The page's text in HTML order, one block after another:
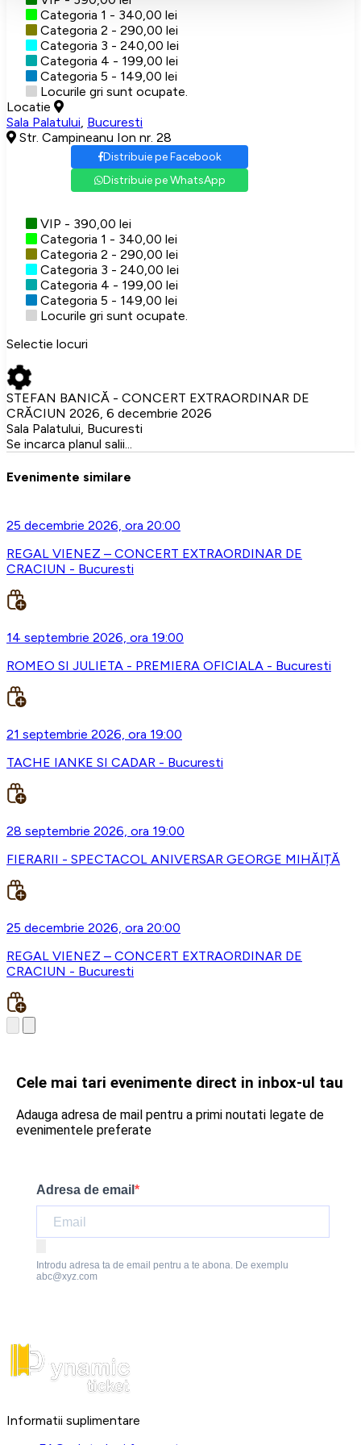
Categoria 1 - 340,00 lei
Categoria 2 - 290,00 lei
Categoria 3 - 240,00 lei
Categoria 4 - 199,00 lei
Categoria 5 - 149,00 lei
Locurile gri sunt ocupate.
Locatie
Sala Palatului, Bucuresti
Str. Campineanu Ion nr. 28
Distribuie pe Facebook
Distribuie pe WhatsApp
VIP - 390,00 lei
Categoria 1 - 340,00 lei
Categoria 2 - 290,00 lei
Categoria 3 - 240,00 lei
Categoria 4 - 199,00 lei
Categoria 5 - 149,00 lei
Locurile gri sunt ocupate.
Selectie locuri
STEFAN BANICĂ - CONCERT EXTRAORDINAR DE
CRĂCIUN 2026, 6 decembrie 2026
Sala Palatului, Bucuresti
Se incarca planul salii...
Evenimente similare
25 decembrie 2026, ora 20:00
REGAL VIENEZ – CONCERT EXTRAORDINAR DE
CRACIUN - Bucuresti
14 septembrie 2026, ora 19:00
ROMEO SI JULIETA - PREMIERA OFICIALA - Bucuresti
21 septembrie 2026, ora 19:00
TACHE IANKE SI CADAR - Bucuresti
28 septembrie 2026, ora 19:00
FIERARII - SPECTACOL ANIVERSAR GEORGE MIHĂIȚĂ
25 decembrie 2026, ora 20:00
REGAL VIENEZ – CONCERT EXTRAORDINAR DE
CRACIUN - Bucuresti
Cele mai tari evenimente direct in inbox-ul tau
Adauga adresa de mail pentru a primi noutati legate de
evenimentele preferate
Adresa de email
Introdu adresa ta de email pentru a te abona. De exemplu
abc@xyz.com
Informatii suplimentare